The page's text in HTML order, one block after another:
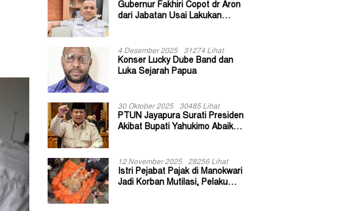
Gubernur Fakhiri Copot dr Aron
dari Jabatan Usai Lakukan
4 Desember 2025 31274 Lihat
Konser Lucky Dube Band dan
Luka Sejarah Papua
30 Oktober 2025 30485 Lihat
PTUN Jayapura Surati Presiden
Akibat Bupati Yahukimo Abaikan
12 November 2025 28256 Lihat
Istri Pejabat Pajak di Manokwari
Jadi Korban Mutilasi, Pelaku